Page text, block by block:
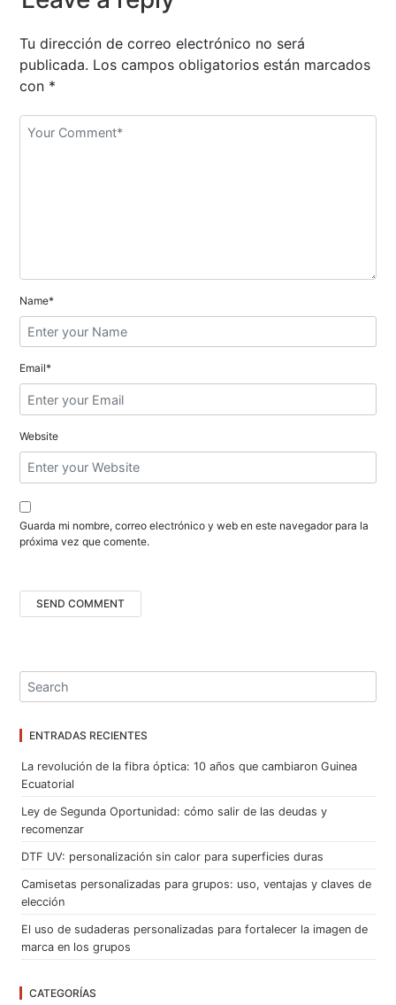
a
c
i
ó
e
n
t
r
a
d
a
s
Tu dirección de correo electrónico no será
publicada. Los campos obligatorios están marcados
con *
Name*
Email*
Website
Guarda mi nombre, correo electrónico y web en este navegador para la
próxima vez que comente.
ENTRADAS RECIENTES
La revolución de la fibra óptica: 10 años que cambiaron Guinea
Ecuatorial
Ley de Segunda Oportunidad: cómo salir de las deudas y
recomenzar
DTF UV: personalización sin calor para superficies duras
Camisetas personalizadas para grupos: uso, ventajas y claves de
elección
El uso de sudaderas personalizadas para fortalecer la imagen de
marca en los grupos
CATEGORÍAS